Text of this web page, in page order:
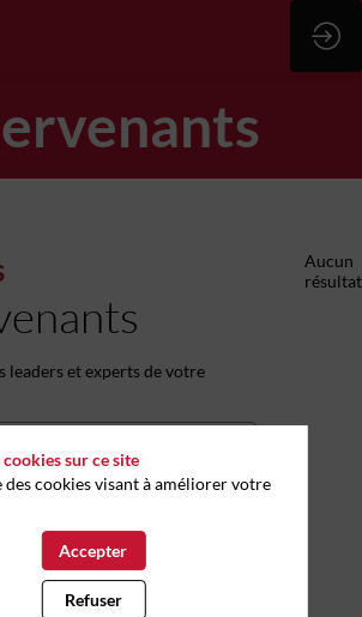
leaders et experts de votre
Aucun
résultat
sur ce site
des cookies visant à améliorer votre
Accepter
Refuser